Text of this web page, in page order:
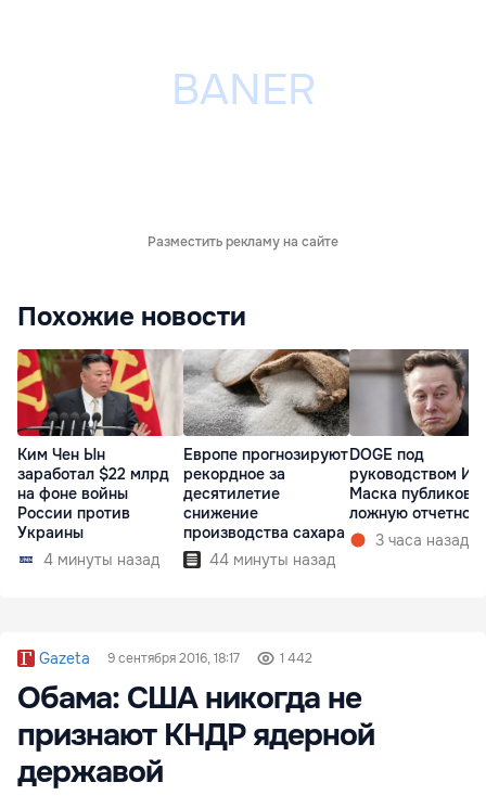
Разместить рекламу на сайте
Похожие новости
Ким Чен Ын
заработал $22 млрд
на фоне войны
России против
Украины
4 минуты назад
Европе прогнозируют
рекордное за
десятилетие
снижение
производства сахара
44 минуты назад
DOGE под
руководством
Маска
ложную
3 часа назад
Gazeta 9 сентября 2016, 18:17 1 442
Обама: США никогда не
признают КНДР ядерной
державой